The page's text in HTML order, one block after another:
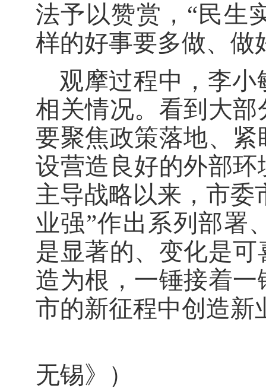
法予以赞赏，“民生
样的好事要多做、做
观摩过程中，李
相关情况。看到大
要聚焦政策落地、
设营造良好的外部
主导战略以来，市委
业强”作出系列部署
是显著的、变化是
造为根，一锤接着
市的新征程中创造新
无锡》）